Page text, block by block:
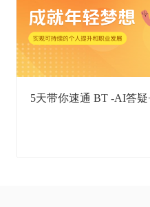
5天带你速通 BT -AI答